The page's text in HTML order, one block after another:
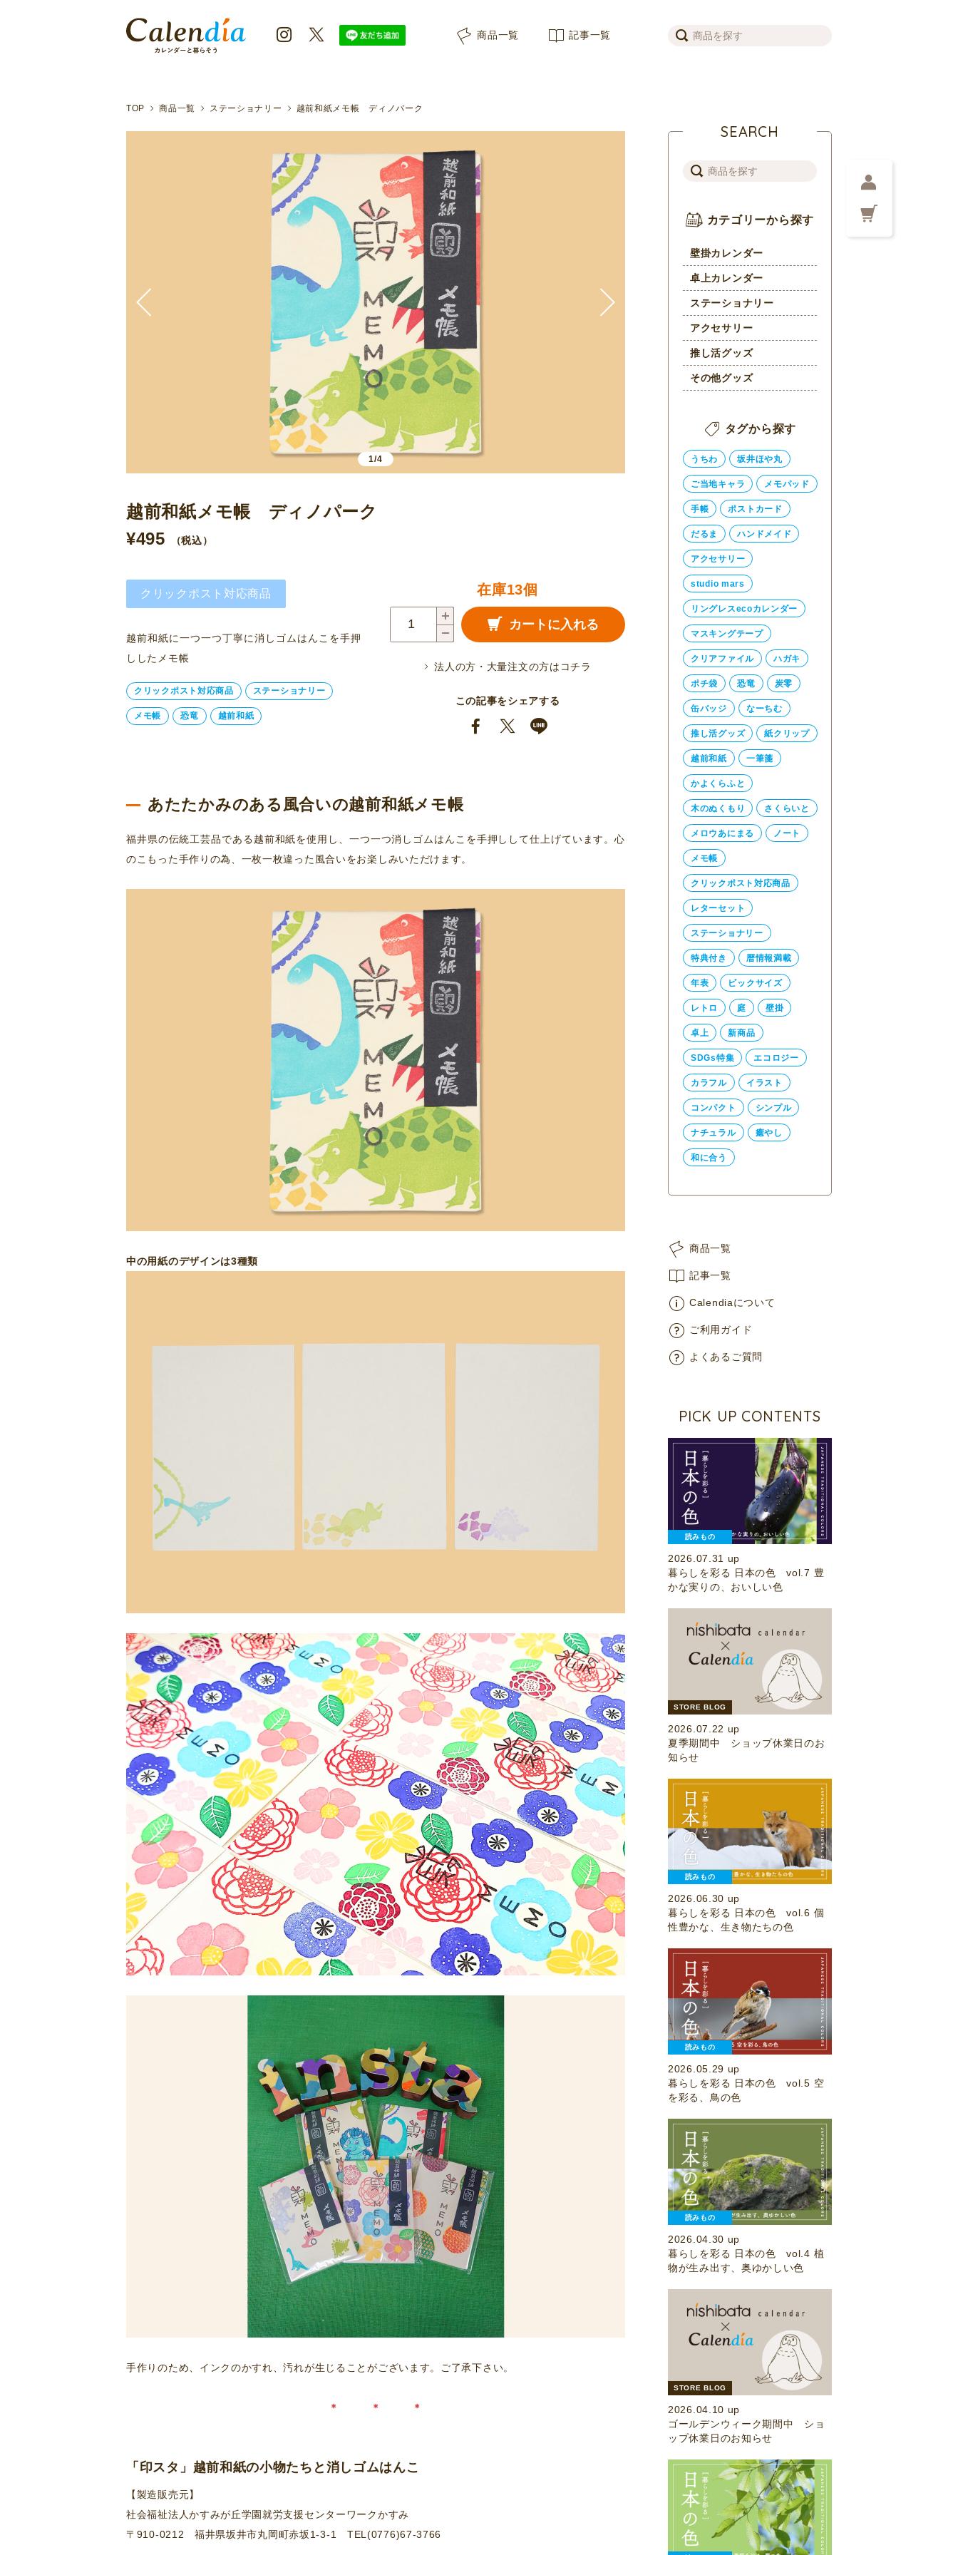
商品一覧
記事一覧
TOP 商品一覧 ステーショナリー 越前和紙メモ帳 ディノパーク
1/4
越前和紙メモ帳 ディノパーク
¥495 （税込）
クリックポスト対応商品
越前和紙に一つ一つ丁寧に消しゴムはんこを手押
ししたメモ帳
クリックポスト対応商品 ステーショナリー
メモ帳 恐竜 越前和紙
在庫13個
ノ
パ
ー
ク
カートに入れる
法人の方・大量注文の方はコチラ
この記事をシェアする
あたたかみのある風合いの越前和紙メモ帳
福井県の伝統工芸品である越前和紙を使用し、一つ一つ消しゴムはんこを手押しして仕上げています。心
のこもった手作りの為、一枚一枚違った風合いをお楽しみいただけます。
中の用紙のデザインは3種類
手作りのため、インクのかすれ、汚れが生じることがございます。ご了承下さい。
＊ ＊ ＊
「印スタ」越前和紙の小物たちと消しゴムはんこ
【製造販売元】
社会福祉法人かすみが丘学園就労支援センターワークかすみ
〒910-0212 福井県坂井市丸岡町赤坂1-3-1 TEL(0776)67-3766
SEARCH
カテゴリーから探す
壁掛カレンダー
卓上カレンダー
ステーショナリー
アクセサリー
推し活グッズ
その他グッズ
タグから探す
うちわ 坂井ほや丸
ご当地キャラ メモパッド
手帳 ポストカード
だるま ハンドメイド
アクセサリー
studio mars
リングレスecoカレンダー
マスキングテープ
クリアファイル ハガキ
ポチ袋 恐竜 炭零
缶バッジ なーちむ
推し活グッズ 紙クリップ
越前和紙 一筆箋
かよくらふと
木のぬくもり さくらいと
メロウあにまる ノート
メモ帳
クリックポスト対応商品
レターセット
ステーショナリー
特典付き 暦情報満載
年表 ビックサイズ
レトロ 庭 壁掛
卓上 新商品
SDGs特集 エコロジー
カラフル イラスト
コンパクト シンプル
ナチュラル 癒やし
和に合う
商品一覧
記事一覧
Calendiaについて
ご利用ガイド
よくあるご質問
PICK UP CONTENTS
読みもの
2026.07.31 up
暮らしを彩る 日本の色 vol.7 豊
かな実りの、おいしい色
STORE BLOG
2026.07.22 up
夏季期間中 ショップ休業日のお
知らせ
読みもの
2026.06.30 up
暮らしを彩る 日本の色 vol.6 個
性豊かな、生き物たちの色
読みもの
2026.05.29 up
暮らしを彩る 日本の色 vol.5 空
を彩る、鳥の色
読みもの
2026.04.30 up
暮らしを彩る 日本の色 vol.4 植
物が生み出す、奥ゆかしい色
STORE BLOG
2026.04.10 up
ゴールデンウィーク期間中 ショ
ップ休業日のお知らせ